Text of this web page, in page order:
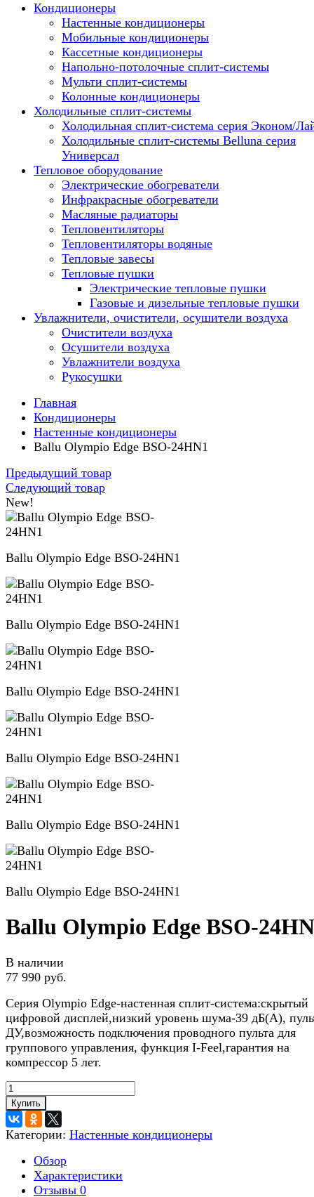
Кондиционеры
Настенные кондиционеры
Мобильные кондиционеры
Кассетные кондиционеры
Напольно-потолочные сплит-системы
Мульти сплит-системы
Колонные кондиционеры
Холодильные сплит-системы
Холодильная сплит-система серия Эконом/
Холодильные сплит-системы Belluna серия
Универсал
Тепловое оборудование
Электрические обогреватели
Инфракрасные обогреватели
Масляные радиаторы
Тепловентиляторы
Тепловентиляторы водяные
Тепловые завесы
Тепловые пушки
Электрические тепловые пушки
Газовые и дизельные тепловые пушки
Увлажнители, очистители, осушители воздуха
Очистители воздуха
Осушители воздуха
Увлажнители воздуха
Рукосушки
Главная
Кондиционеры
Настенные кондиционеры
Ballu Olympio Edge BSO-24HN1
Предыдущий товар
Следующий товар
New!
Ballu Olympio Edge BSO-24HN1
Ballu Olympio Edge BSO-24HN1
Ballu Olympio Edge BSO-24HN1
Ballu Olympio Edge BSO-24HN1
Ballu Olympio Edge BSO-24HN1
Ballu Olympio Edge BSO-24HN1
Ballu Olympio Edge BSO-
В наличии
77 990 руб.
Серия Olympio Edge-настенная сплит-система:скрытый
цифровой дисплей,низкий уровень шума-39 дБ(А),
ДУ,возможность подключения проводного пульта для
группового управления, функция I-Feel,гарантия на
компрессор 5 лет.
Купить
Категории: Настенные кондиционеры
Обзор
Характеристики
Отзывы 0